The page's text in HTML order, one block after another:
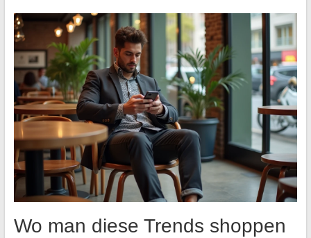
Wo man diese Trends shoppen